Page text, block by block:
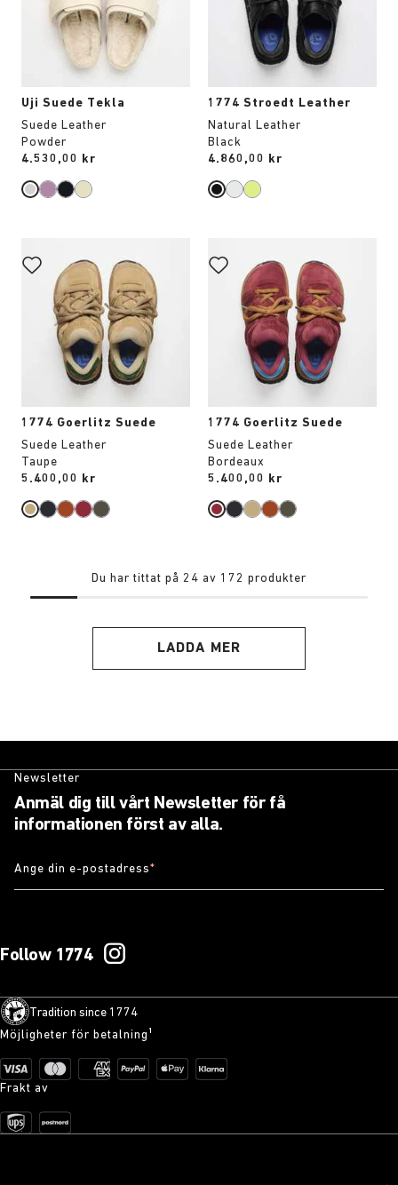
Uji Suede Tekla
Suede Leather
Powder
Price:
4.530,00 kr
uppdatera
produktbilden
1774 Stroedt Leather
Natural Leather
Black
Price:
4.860,00 kr
uppdatera
produktbilden
1774 Goerlitz Suede
Suede Leather
Taupe
Price:
5.400,00 kr
med
provfärger
kommer
uppdatera
produktbilden
1774 Goerlitz Suede
Suede Leather
Bordeaux
Price:
5.400,00 kr
med
provfärger
kommer
uppdatera
produktbilden
Du har tittat på 24 av 172 produkter
LADDA MER
Newsletter
Anmäl dig till vårt Newsletter för få
informationen först av alla.
Ange din e-postadress*
Follow 1774
Tradition since 1774
Möjligheter för betalning¹
Frakt av